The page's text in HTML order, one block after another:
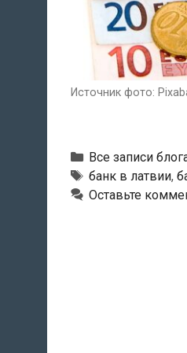
Источник фото:
Рубрики
Все записи
Тэги
банк в латвии,
Оставьте